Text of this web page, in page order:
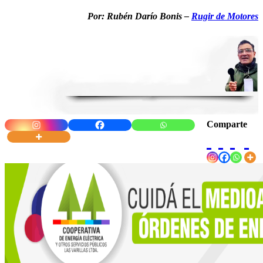
Por: Rubén Darío Bonis – Rugir de Motores
Comparte